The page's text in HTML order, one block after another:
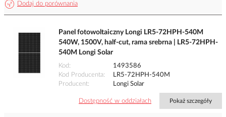
Dodaj do porównania
Panel fotowoltaiczny Longi LR5-72HPH-540M
540W, 1500V, half-cut, rama srebrna | LR5-72HPH-
540M Longi Solar
Kod
1493586
Kod Producenta
LR5-72HPH-540M
Producent
Longi Solar
Dostępność w oddziałach Pokaż szczegóły